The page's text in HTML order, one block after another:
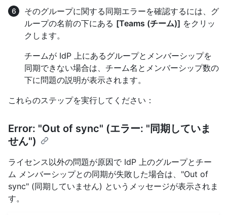
そのグループに関する同期エラーを確認するには、グ
ループの名前の下にある [Teams (チーム)] をクリッ
クします。
チームが IdP 上にあるグループとメンバーシップを
同期できない場合は、チーム名とメンバーシップ数の
下に問題の説明が表示されます。
これらのステップを実行してください：
Error: "Out of sync" (エラー: "同期していま
せん")
ライセンス以外の問題が原因で IdP 上のグループとチー
ム メンバーシップとの同期が失敗した場合は、"Out of
sync" (同期していません) というメッセージが表示されま
す。